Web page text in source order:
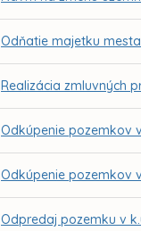
Odňatie majetku
Realizácia zmluvných
Odkúpenie pozemkov
Odkúpenie pozemkov
Odpredaj pozemku v